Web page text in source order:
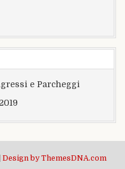
e Parcheggi
Design by ThemesDNA.com